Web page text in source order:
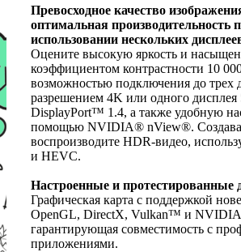
Превосходное качество
оптимальная производительность
использовании нескольких
Оцените высокую яркость и
коэффициентом контрастности 10
возможностью подключения до трех
разрешением 4K или одного дисплея
DisplayPort™ 1.4, а также удобную
помощью NVIDIA® nView®.
воспроизводите HDR-видео,
и HEVC.
Настроенные и протестированные
Графическая карта с поддержкой
OpenGL, DirectX, Vulkan™ и
гарантирующая совместимость с
приложениями.